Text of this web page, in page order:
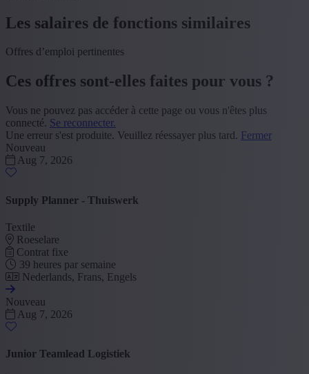
Les salaires de fonctions similaires
Offres d’emploi pertinentes
Ces offres sont-elles faites pour vous ?
Vous ne pouvez pas accéder à cette page ou vous n'êtes plus
connecté. Se reconnecter.
Une erreur s'est produite. Veuillez réessayer plus tard. Fermer
Nouveau
Aug 7, 2026
Supply Planner - Thuiswerk
Textile
Roeselare
Contrat fixe
39 heures par semaine
Nederlands, Frans, Engels
Nouveau
Aug 7, 2026
Junior Teamlead Logistiek